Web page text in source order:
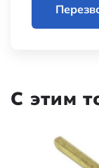
С этим